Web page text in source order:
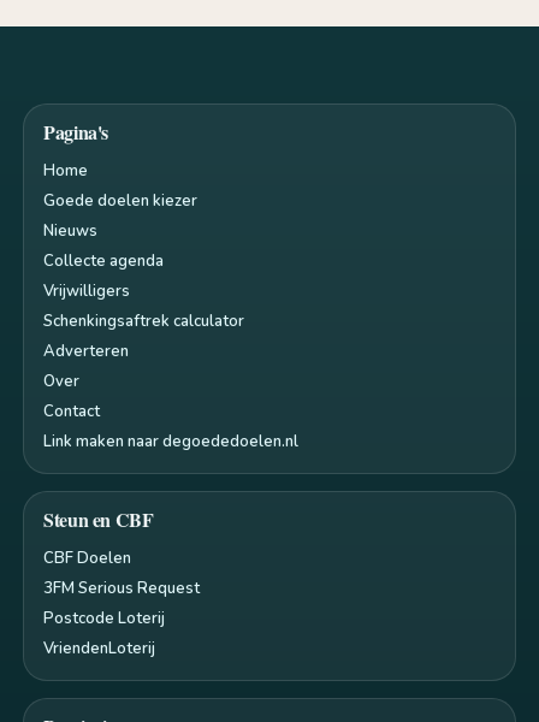
Pagina's
Home
Goede doelen kiezer
Nieuws
Collecte agenda
Vrijwilligers
Schenkingsaftrek calculator
Adverteren
Over
Contact
Link maken naar degoededoelen.nl
Steun en CBF
CBF Doelen
3FM Serious Request
Postcode Loterij
VriendenLoterij